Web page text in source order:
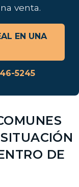
venta.
EN UNA
5245
DE